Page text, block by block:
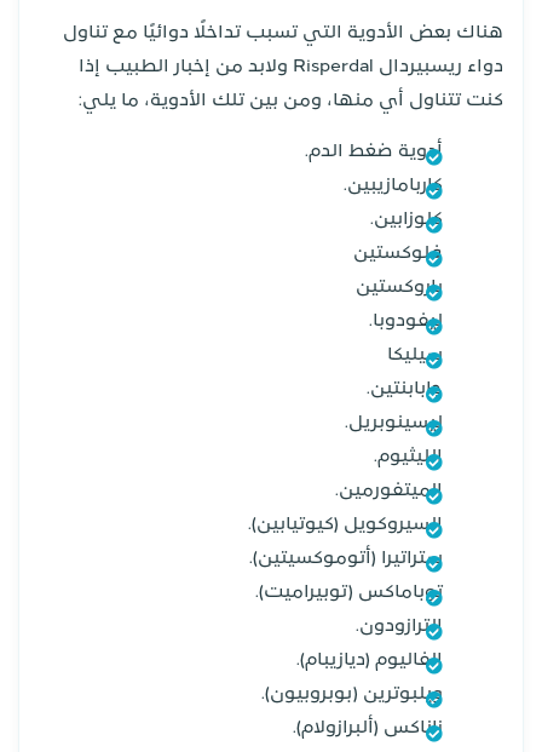
هناك بعض الأدوية التي تسبب تداخلًا دوائيًا مع تناول
دواء ريسبيردال Risperdal ولابد من إخبار الطبيب إذا
كنت تتناول أي منها، ومن بين تلك الأدوية، ما يلي:
أدوية ضغط الدم.
كاربامازيبين.
كلوزابين.
فلوكستين
باروكستين
ليفودوبا.
سيليكا
جابابنتين.
ليسينوبريل.
الليثيوم.
الميتفورمين.
السيروكويل (كيوتيابين).
ستراتيرا (أتوموكسيتين).
توباماكس (توبيراميت).
الترازودون.
الفاليوم (ديازيبام).
ويلبوترين (بوبروبيون).
زاناكس (ألبرازولام).